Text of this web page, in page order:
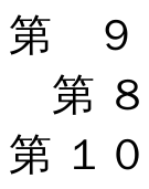
第
第 ８
第